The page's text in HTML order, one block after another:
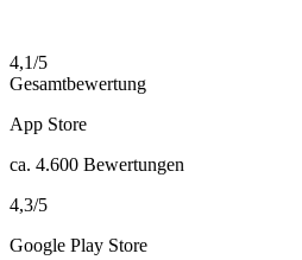
4,1/5
Gesamtbewertung
App Store
ca. 4.600 Bewertungen
4,3/5
Google Play Store